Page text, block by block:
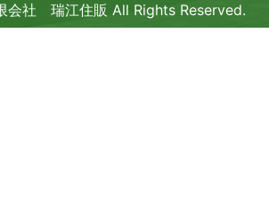
社 瑞江住販 All Rights Reserved.